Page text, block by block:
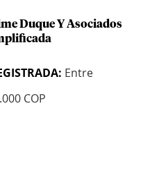
Duque Y Asociados
Entre
COP